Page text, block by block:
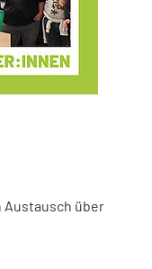
Austausch über